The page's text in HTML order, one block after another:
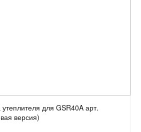
для GSR40A арт.
версия)